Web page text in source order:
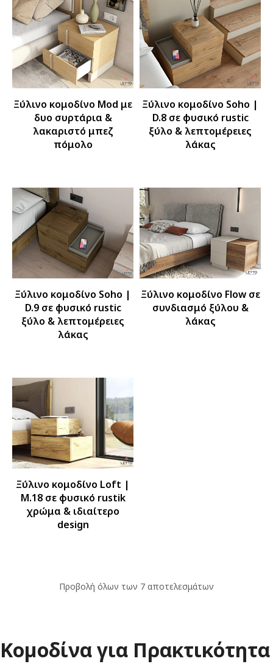
Ξύλινο κομοδίνο Mod με
δυο συρτάρια &
λακαριστό μπεζ
πόμολο
Ξύλινο κομοδίνο Soho |
D.8 σε φυσικό rustic
ξύλο & λεπτομέρειες
λάκας
Ξύλινο κομοδίνο Soho |
D.9 σε φυσικό rustic
ξύλο & λεπτομέρειες
λάκας
Ξύλινο κομοδίνο Flow σε
συνδιασμό ξύλου &
λάκας
Ξύλινο κομοδίνο Loft |
M.18 σε φυσικό rustik
χρώμα & ιδιαίτερο
design
Προβολή όλων των 7 αποτελεσμάτων
Κομοδίνα για Πρακτικότητα